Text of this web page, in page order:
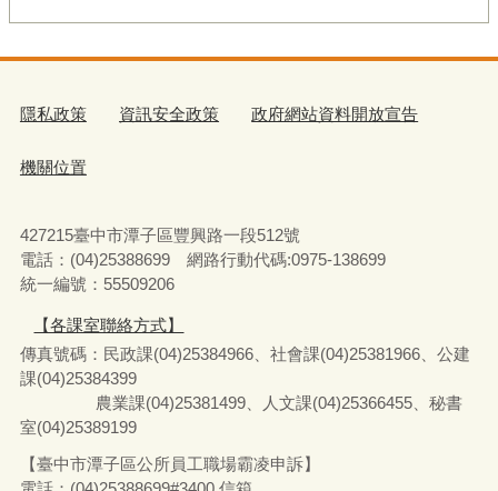
隱私政策 資訊安全政策 政府網站資料開放宣告
機關位置
427215臺中市潭子區豐興路一段512號
電話：(04)25388699 網路行動代碼:0975-138699
統一編號：55509206
【各課室聯絡方式】
傳真號碼：民政課(04)25384966、社會課(04)25381966、公建
課(04)25384399
農業課(04)25381499、人文課(04)25366455、秘書
室(04)25389199
【臺中市潭子區公所員工職場霸凌申訴】